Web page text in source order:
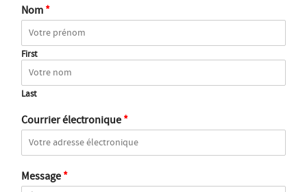
Nom *
First
Last
Courrier électronique *
Message *